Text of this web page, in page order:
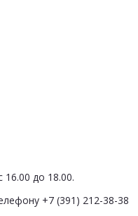
до 18.00.
+7 (391) 212-38-38